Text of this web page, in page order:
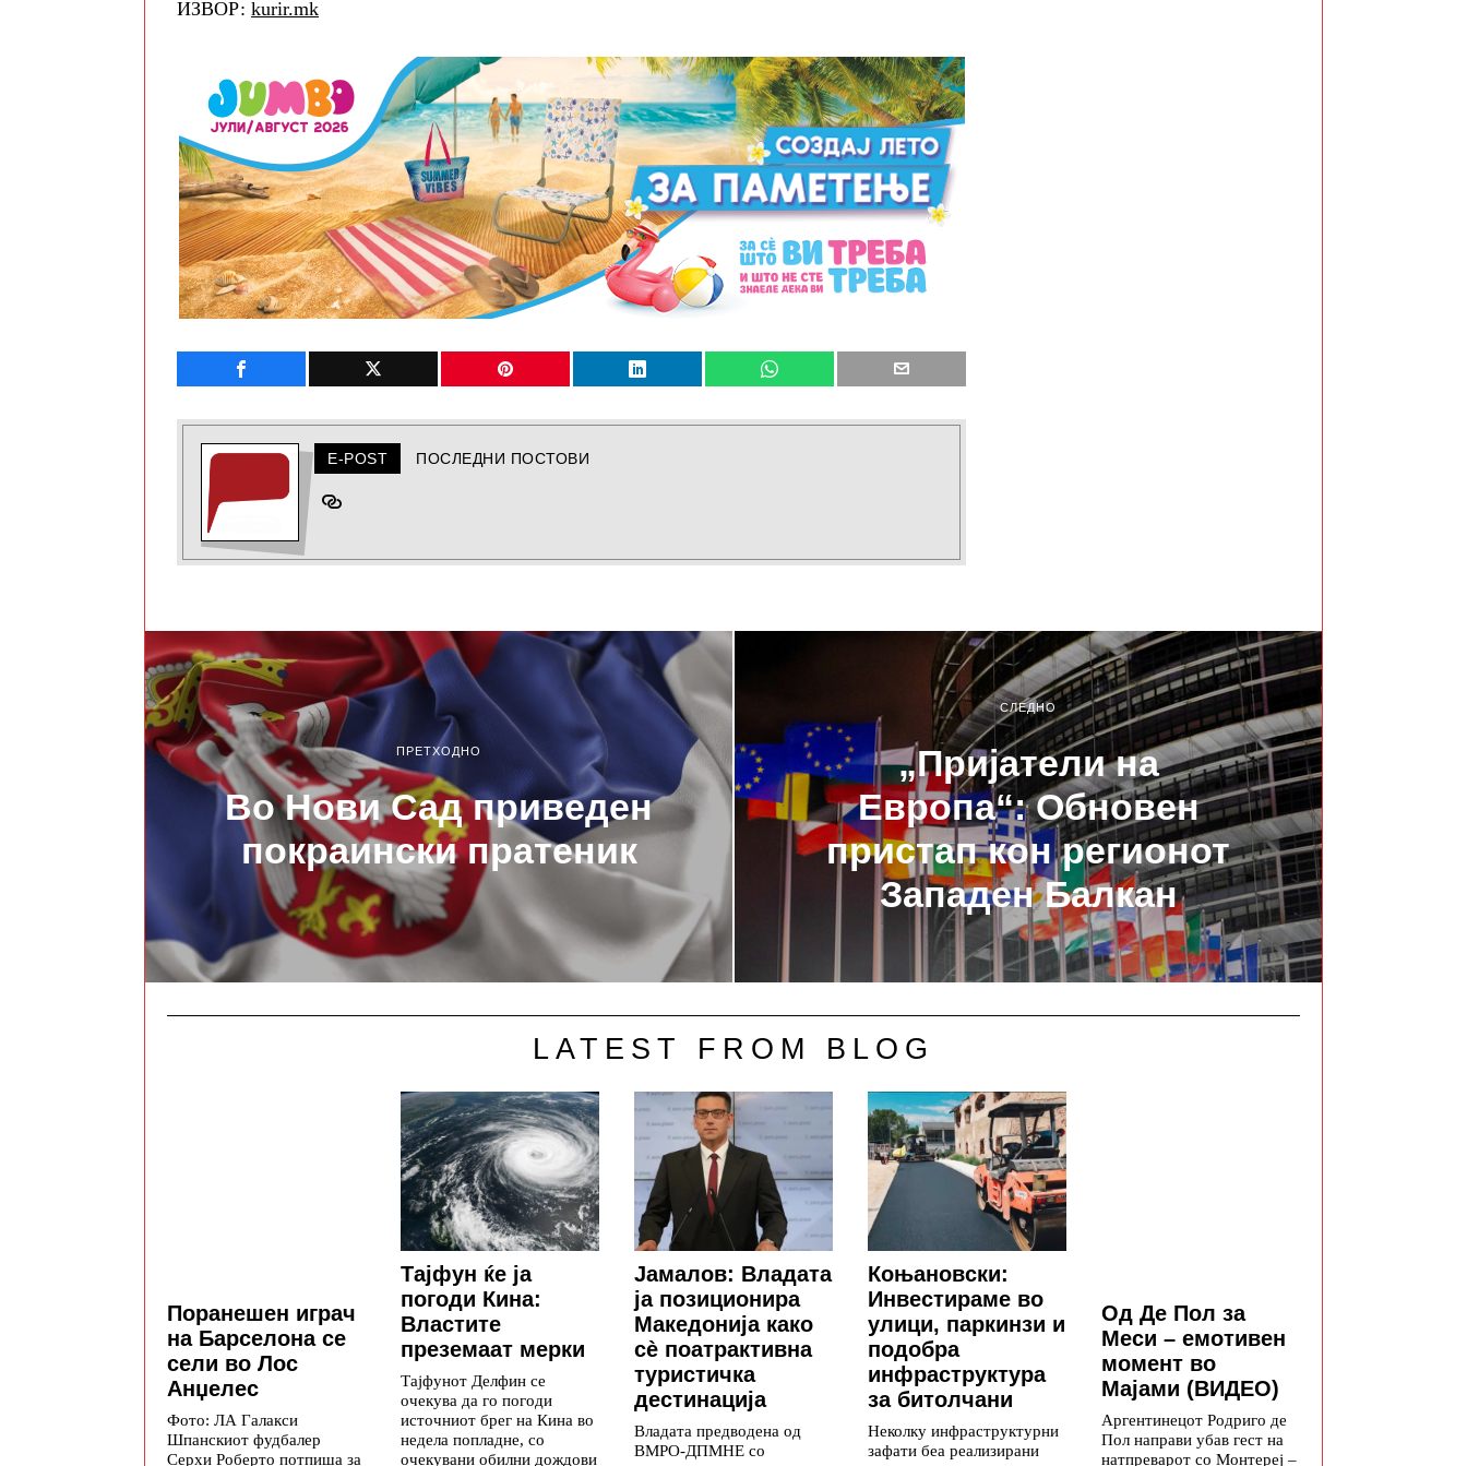
ИЗВОР: kurir.mk
E-POST ПОСЛЕДНИ ПОСТОВИ
ПРЕТХОДНО
Во Нови Сад приведен
покраински пратеник
СЛЕДНО
„Пријатели на
Европа“: Обновен
пристап кон регионот
Западен Балкан
LATEST FROM BLOG
Поранешен играч
на Барселона се
сели во Лос
Анџелес
Фото: ЛА Галакси
Шпанскиот фудбалер
Серхи Роберто потпиша за
Тајфун ќе ја
погоди Кина:
Властите
преземаат мерки
Тајфунот Делфин се
очекува да го погоди
источниот брег на Кина во
недела попладне, со
очекувани обилни дождови
Јамалов: Владата
ја позиционира
Македонија како
сè поатрактивна
туристичка
дестинација
Владата предводена од
ВМРО-ДПМНЕ со
Коњановски:
Инвестираме во
улици, паркинзи и
подобра
инфраструктура
за битолчани
Неколку инфраструктурни
зафати беа реализирани
Од Де Пол за
Меси – емотивен
момент во
Мајами (ВИДЕО)
Аргентинецот Родриго де
Пол направи убав гест на
натпреварот со Монтереј –